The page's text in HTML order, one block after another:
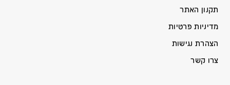
תקנון האתר
מדיניות פרטיות
הצהרת נגישות
צרו קשר